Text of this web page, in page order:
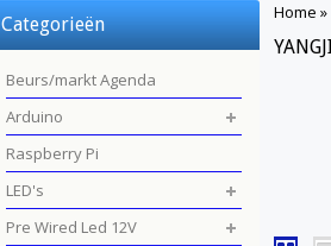
Home »
Categorieën
Beurs/markt Agenda
Arduino
Raspberry Pi
LED's
Pre Wired Led 12V